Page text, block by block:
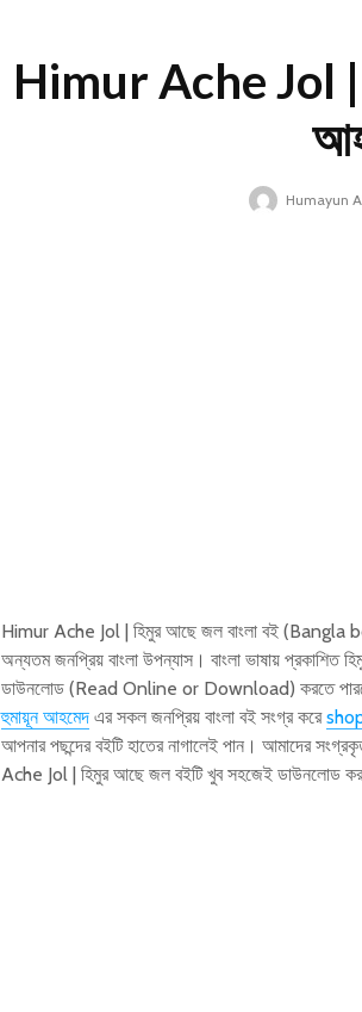
Himur Ache Jol |
Humayun
Himur Ache Jol | হিমুর আছে জল বাংলা বই (Bangla
অন্যতম জনপ্রিয় বাংলা উপন্যাস। বাংলা ভাষায়
ডাউনলোড (Read Online or Download) করতে
হুমায়ূন আহমেদ এর সকল জনপ্রিয় বাংলা বই সংগ্র করে
আপনার পছন্দের বইটি হাতের নাগালেই পান। আমাদের
Ache Jol | হিমুর আছে জল বইটি খুব সহজেই ডাউনলোড